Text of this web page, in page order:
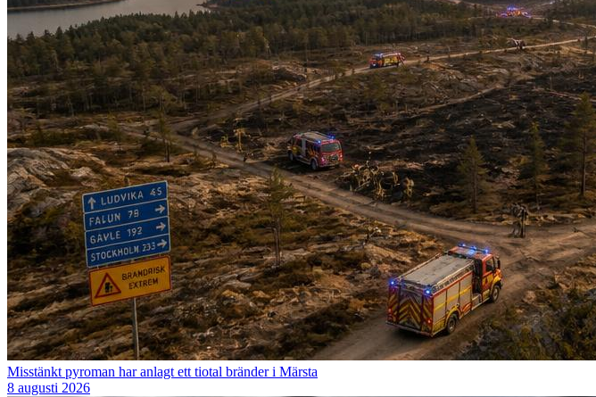
Misstänkt pyroman har anlagt ett tiotal bränder i Märsta
8 augusti 2026